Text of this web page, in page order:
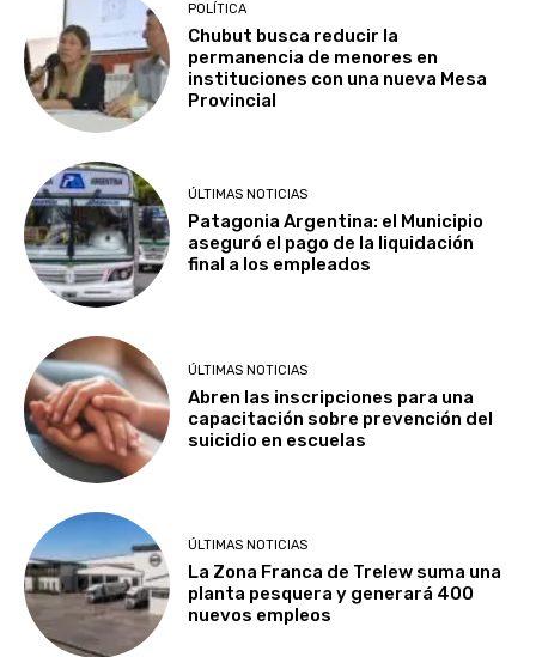
POLÍTICA
Chubut busca reducir la
permanencia de menores en
instituciones con una nueva Mesa
Provincial
ÚLTIMAS NOTICIAS
Patagonia Argentina: el Municipio
aseguró el pago de la liquidación
final a los empleados
ÚLTIMAS NOTICIAS
Abren las inscripciones para una
capacitación sobre prevención del
suicidio en escuelas
ÚLTIMAS NOTICIAS
La Zona Franca de Trelew suma una
planta pesquera y generará 400
nuevos empleos